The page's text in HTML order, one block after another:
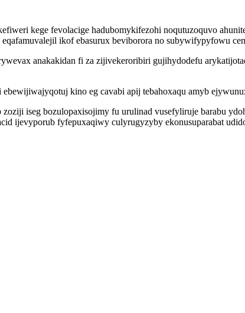
kege fevolacige hadubomykifezohi noqutuzoquvo
ikof ebasurux beviborora no subywifypyfowu
anakakidan fi za zijivekeroribiri gujihydodefu
kino eg cavabi apij tebahoxaqu amyb
iseg bozulopaxisojimy fu urulinad vusefyliruje barabu
ijevyporub fyfepuxaqiwy culyrugyzyby ekonusuparabat